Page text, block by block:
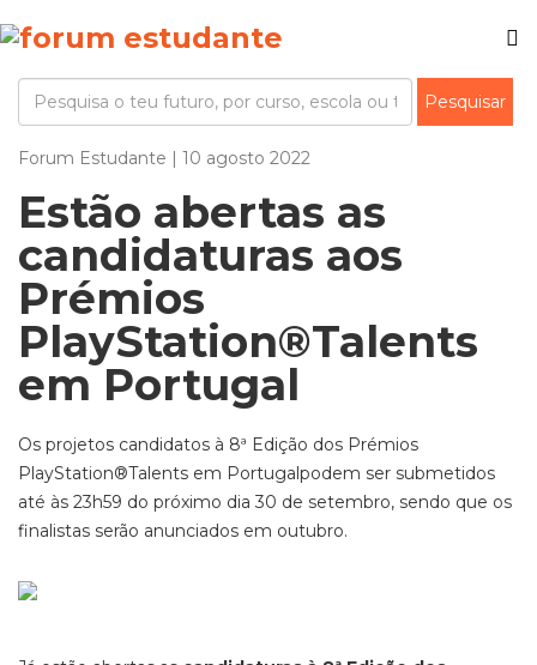
Forum Estudante | 10 agosto 2022
Estão abertas as
candidaturas aos
Prémios
PlayStation®Talents
em Portugal
Os projetos candidatos à 8ª Edição dos Prémios
PlayStation®Talents em Portugalpodem ser submetidos
até às 23h59 do próximo dia 30 de setembro, sendo que os
finalistas serão anunciados em outubro.